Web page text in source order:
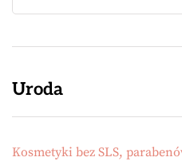
Uroda
Kosmetyki bez SLS,